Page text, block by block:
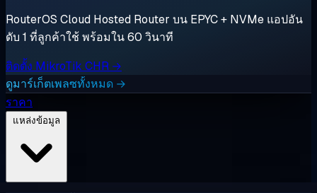
RouterOS Cloud Hosted Router บน EPYC + NVMe แอปอัน
ดับ 1 ที่ลูกค้าใช้ พร้อมใน 60 วินาที
ติดตั้ง MikroTik CHR →
ดูมาร์เก็ตเพลซทั้งหมด →
ราคา